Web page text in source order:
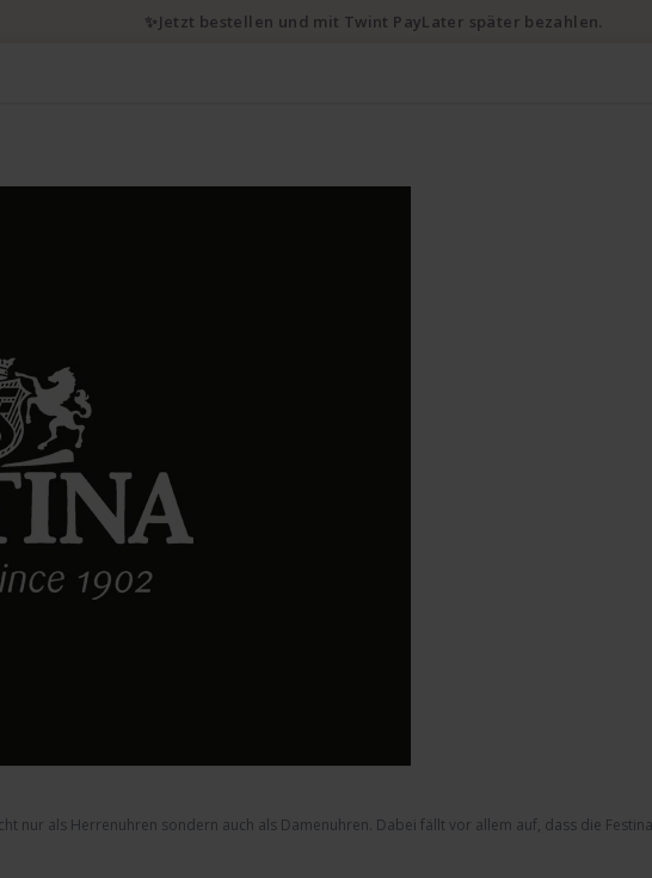
nur als Herrenuhren sondern auch als Damenuhren. Dabei fällt vor allem auf, dass die
✨Jetzt bestellen und mit Twint PayLater später bezahlen.